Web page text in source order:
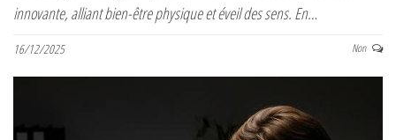
innovante, alliant bien-être physique et éveil des sens. En…
16/12/2025 Non